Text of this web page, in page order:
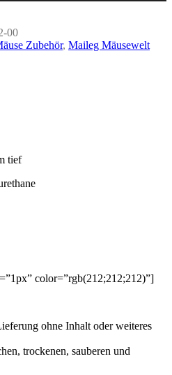
00
Zubehör, Maileg Mäusewelt
tief
color=”rgb(212;212;212)”]
ohne Inhalt oder weiteres
trockenen, sauberen und